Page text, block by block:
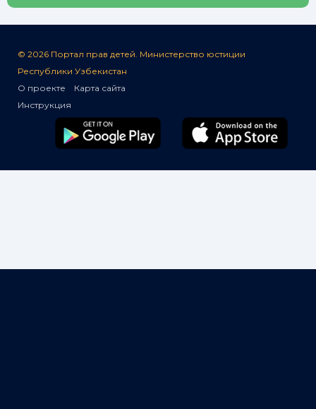
© 2026 Портал прав детей. Министерство юстиции
Республики Узбекистан
О проекте
Карта сайта
Инструкция